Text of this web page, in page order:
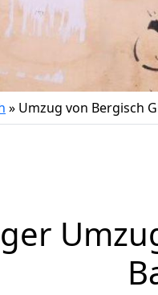
» Umzug von Bergisch